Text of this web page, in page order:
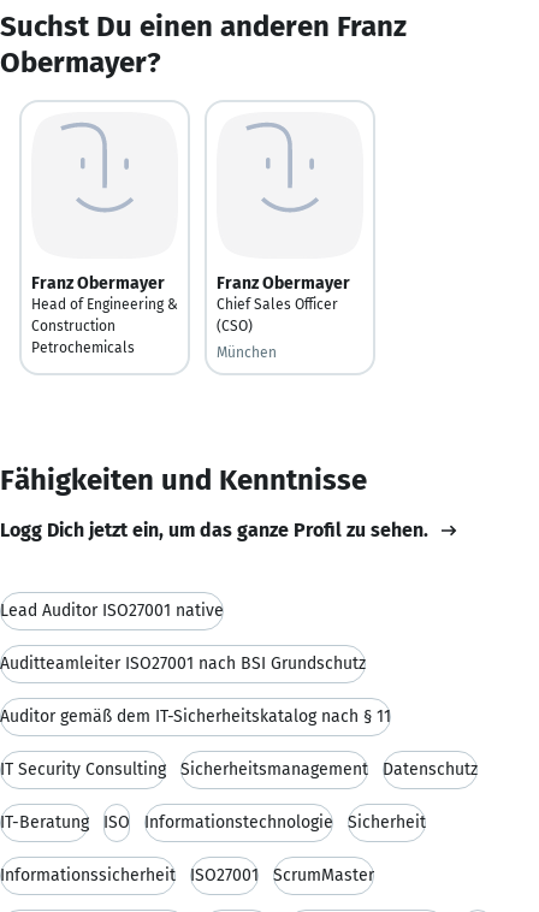
Suchst Du einen anderen Franz
Obermayer?
Franz Obermayer
Head of Engineering &
Construction
Petrochemicals
Franz Obermayer
Chief Sales Officer
(CSO)
München
Fähigkeiten und Kenntnisse
Logg Dich jetzt ein, um das ganze Profil zu sehen.
Lead Auditor ISO27001 native
Auditteamleiter ISO27001 nach BSI Grundschutz
Auditor gemäß dem IT-Sicherheitskatalog nach § 11
IT Security Consulting Sicherheitsmanagement Datenschutz
IT-Beratung ISO Informationstechnologie Sicherheit
Informationssicherheit ISO27001 ScrumMaster